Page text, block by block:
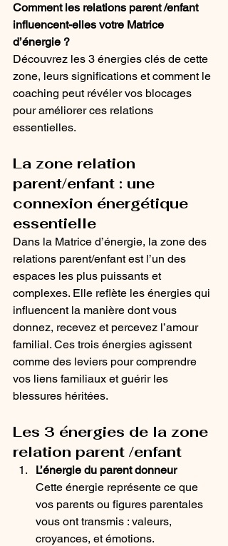
Comment les relations parent /enfant
influencent-elles votre Matrice
d’énergie ?
Découvrez les 3 énergies clés de cette
zone, leurs significations et comment le
coaching peut révéler vos blocages
pour améliorer ces relations
essentielles.
La zone relation
parent/enfant : une
connexion énergétique
essentielle
Dans la Matrice d’énergie, la zone des
relations parent/enfant est l’un des
espaces les plus puissants et
complexes. Elle reflète les énergies qui
influencent la manière dont vous
donnez, recevez et percevez l’amour
familial. Ces trois énergies agissent
comme des leviers pour comprendre
vos liens familiaux et guérir les
blessures héritées.
Les 3 énergies de la zone
relation parent /enfant
L’énergie du parent donneur
Cette énergie représente ce que
vos parents ou figures parentales
vous ont transmis : valeurs,
croyances, et émotions.